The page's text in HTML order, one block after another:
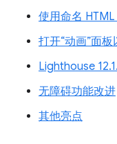
使用命名
打开“动画”面
Lighthouse
无障碍功能改进
其他亮点